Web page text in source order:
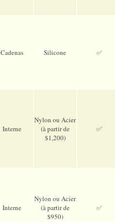
Cadenas Silicone ✅
Interne
Nylon ou Acier
(à partir de
$1,200)
✅
Interne
Nylon ou Acier
(à partir de
$950)
✅